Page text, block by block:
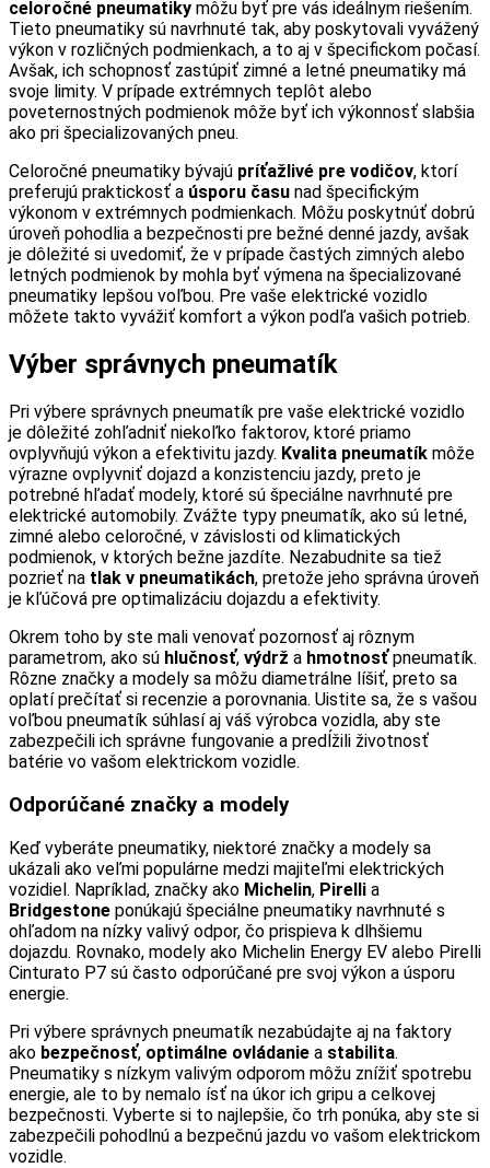
celoročné pneumatiky môžu byť pre vás ideálnym riešením.
Tieto pneumatiky sú navrhnuté tak, aby poskytovali vyvážený
výkon v rozličných podmienkach, a to aj v špecifickom počasí.
Avšak, ich schopnosť zastúpiť zimné a letné pneumatiky má
svoje limity. V prípade extrémnych teplôt alebo
poveternostných podmienok môže byť ich výkonnosť slabšia
ako pri špecializovaných pneu.
Celoročné pneumatiky bývajú príťažlivé pre vodičov, ktorí
preferujú praktickosť a úsporu času nad špecifickým
výkonom v extrémnych podmienkach. Môžu poskytnúť dobrú
úroveň pohodlia a bezpečnosti pre bežné denné jazdy, avšak
je dôležité si uvedomiť, že v prípade častých zimných alebo
letných podmienok by mohla byť výmena na špecializované
pneumatiky lepšou voľbou. Pre vaše elektrické vozidlo
môžete takto vyvážiť komfort a výkon podľa vašich potrieb.
Výber správnych pneumatík
Pri výbere správnych pneumatík pre vaše elektrické vozidlo
je dôležité zohľadniť niekoľko faktorov, ktoré priamo
ovplyvňujú výkon a efektivitu jazdy. Kvalita pneumatík môže
výrazne ovplyvniť dojazd a konzistenciu jazdy, preto je
potrebné hľadať modely, ktoré sú špeciálne navrhnuté pre
elektrické automobily. Zvážte typy pneumatík, ako sú letné,
zimné alebo celoročné, v závislosti od klimatických
podmienok, v ktorých bežne jazdíte. Nezabudnite sa tiež
pozrieť na tlak v pneumatikách, pretože jeho správna úroveň
je kľúčová pre optimalizáciu dojazdu a efektivity.
Okrem toho by ste mali venovať pozornosť aj rôznym
parametrom, ako sú hlučnosť, výdrž a hmotnosťpneumatík.
Rôzne značky a modely sa môžu diametrálne líšiť, preto sa
oplatí prečítať si recenzie a porovnania. Uistite sa, že s vašou
voľbou pneumatík súhlasí aj váš výrobca vozidla, aby ste
zabezpečili ich správne fungovanie a predĺžili životnosť
batérie vo vašom elektrickom vozidle.
Odporúčané značky a modely
Keď vyberáte pneumatiky, niektoré značky a modely sa
ukázali ako veľmi populárne medzi majiteľmi elektrických
vozidiel. Napríklad, značky ako Michelin, Pirelli a
Bridgestone ponúkajú špeciálne pneumatiky navrhnuté s
ohľadom na nízky valivý odpor, čo prispieva k dlhšiemu
dojazdu. Rovnako, modely ako Michelin Energy EV alebo Pirelli
Cinturato P7 sú často odporúčané pre svoj výkon a úsporu
energie.
Pri výbere správnych pneumatík nezabúdajte aj na faktory
ako bezpečnosť, optimálne ovládanie a stabilita.
Pneumatiky s nízkym valivým odporom môžu znížiť spotrebu
energie, ale to by nemalo ísť na úkor ich gripu a celkovej
bezpečnosti. Vyberte si to najlepšie, čo trh ponúka, aby ste si
zabezpečili pohodlnú a bezpečnú jazdu vo vašom elektrickom
vozidle.